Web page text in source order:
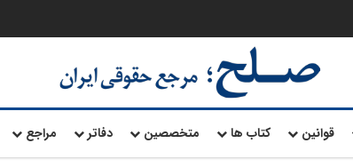
قوانین کتاب ها متخصصین دفاتر مراجع